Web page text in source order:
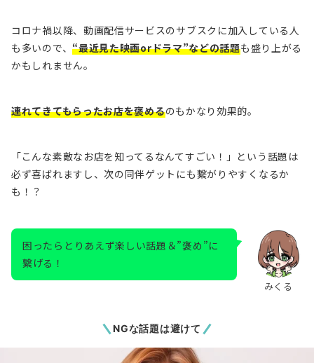
コロナ禍以降、動画配信サービスのサブスクに加入している人
も多いので、“最近見た映画orドラマ”などの話題も盛り上がる
かもしれません。
連れてきてもらったお店を褒めるのもかなり効果的。
「こんな素敵なお店を知ってるなんてすごい！」という話題は
必ず喜ばれますし、次の同伴ゲットにも繋がりやすくなるか
も！？
みくる
困ったらとりあえず楽しい話題＆”褒め”に
繋げる！
NGな話題は避けて